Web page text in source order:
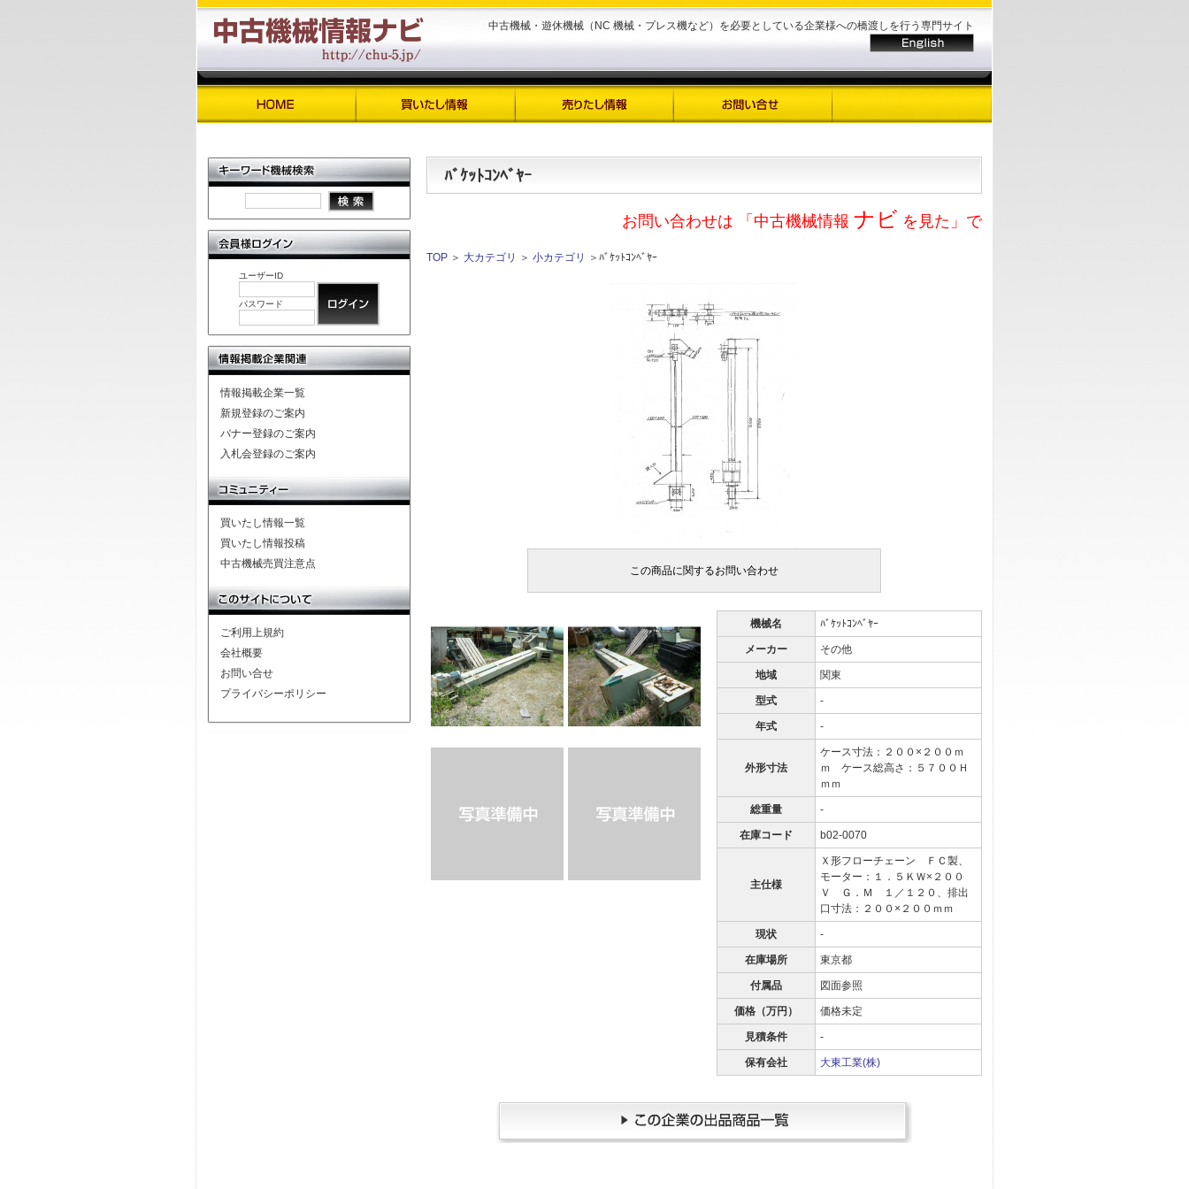
中古機械・遊休機械（NC 機械・プレス機など）を必要としている企業様への橋渡しを行う専門サイト
ﾊﾞｹｯﾄｺﾝﾍﾞﾔｰ
お問い合わせは 「中古機械情報 ナビ を見た」で
TOP ＞ 大カテゴリ ＞ 小カテゴリ ＞ﾊﾞｹｯﾄｺﾝﾍﾞﾔｰ
機械名 ﾊﾞｹｯﾄｺﾝﾍﾞﾔｰ
メーカー その他
地域 関東
型式 -
年式 -
外形寸法
ケース寸法：２００×２００ｍ
ｍ ケース総高さ：５７００Ｈ
ｍｍ
総重量 -
在庫コード b02-0070
主仕様
Ｘ形フローチェーン ＦＣ製、
モーター：１．５ＫＷ×２００
Ｖ Ｇ．Ｍ １／１２０、排出
口寸法：２００×２００ｍｍ
現状 -
在庫場所 東京都
付属品 図面参照
価格（万円） 価格未定
見積条件 -
保有会社 大東工業(株)
ユーザーID
パスワード
情報掲載企業一覧
新規登録のご案内
バナー登録のご案内
入札会登録のご案内
買いたし情報一覧
買いたし情報投稿
中古機械売買注意点
ご利用上規約
会社概要
お問い合せ
プライバシーポリシー